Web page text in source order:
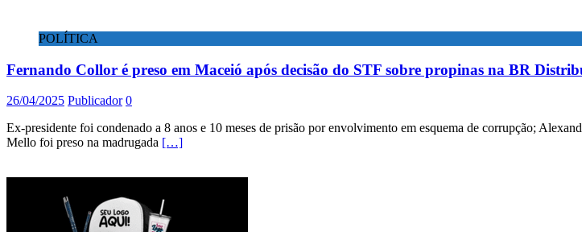
POLÍTICA
Fernando Collor é preso em Maceió após decisão do STF sobre propinas na BR
26/04/2025 Publicador 0
Ex-presidente foi condenado a 8 anos e 10 meses de prisão por envolvimento em esquema de corrupção;
Mello foi preso na madrugada […]